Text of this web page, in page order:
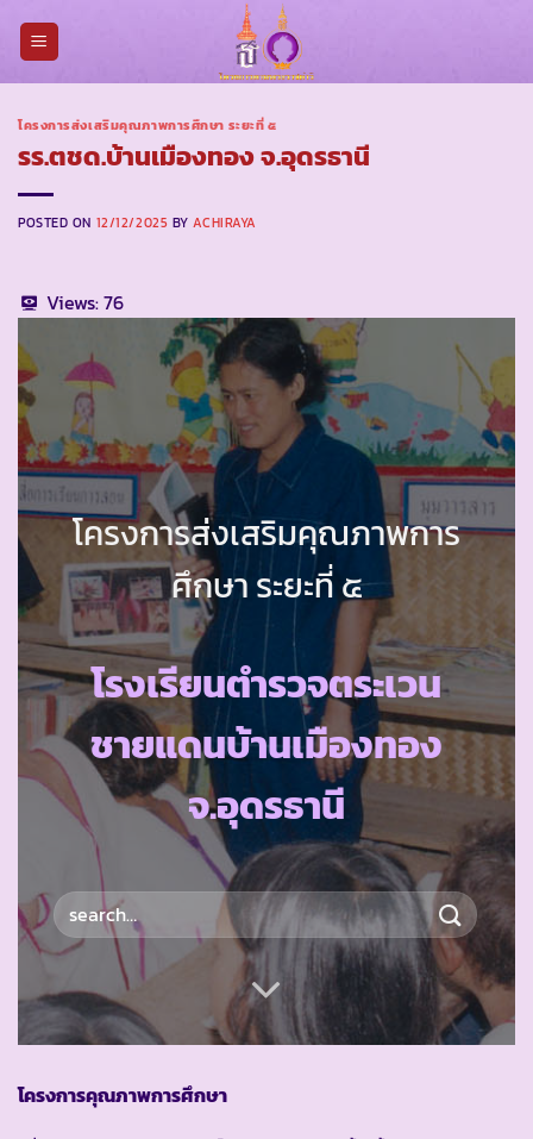
โครงการส่งเสริมคุณภาพการศึกษา ระยะที่ ๕
รร.ตชด.บ้านเมืองทอง จ.อุดรธานี
POSTED ON 12/12/2025 BYACHIRAYA
Views:76
โครงการส่งเสริมคุณภาพการ
ศึกษา ระยะที่ ๕
โรงเรียนตำรวจตระเวน
ชายแดนบ้านเมืองทอง
จ.อุดรธานี
โครงการคุณภาพการศึกษา